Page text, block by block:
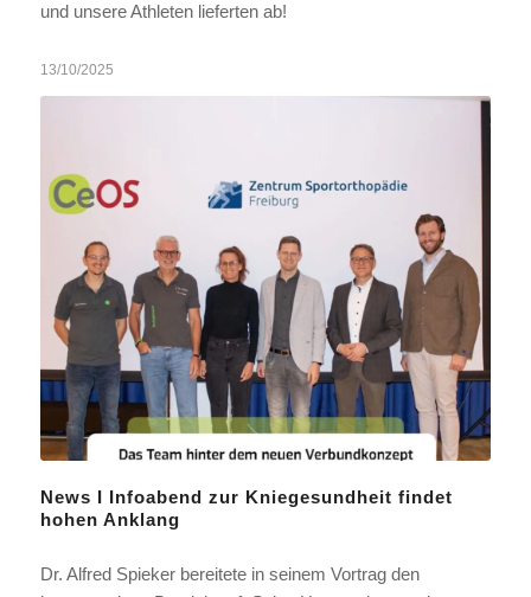
und unsere Athleten lieferten ab!
13/10/2025
News I Infoabend zur Kniegesundheit findet
hohen Anklang
Dr. Alfred Spieker bereitete in seinem Vortrag den